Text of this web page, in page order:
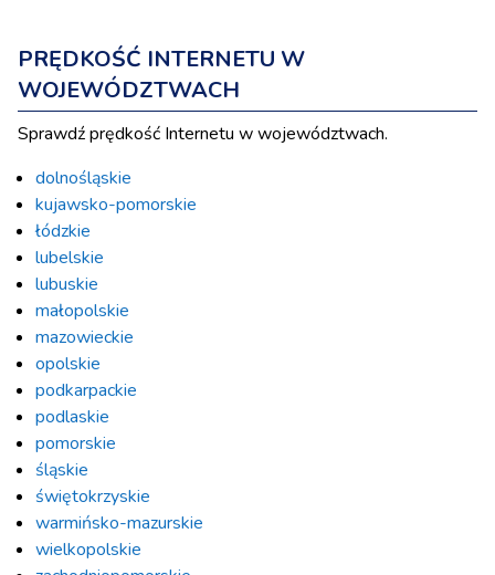
PRĘDKOŚĆ INTERNETU W
WOJEWÓDZTWACH
Sprawdź prędkość Internetu w województwach.
dolnośląskie
kujawsko-pomorskie
łódzkie
lubelskie
lubuskie
małopolskie
mazowieckie
opolskie
podkarpackie
podlaskie
pomorskie
śląskie
świętokrzyskie
warmińsko-mazurskie
wielkopolskie